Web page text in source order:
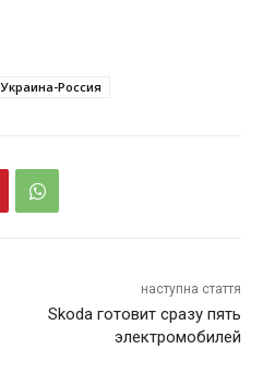
Украина-Россия
наступна стаття
Skoda готовит сразу пять
электромобилей